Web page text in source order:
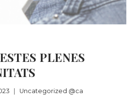
D’OCUPACIÓ
PLENES
Uncategorized @ca